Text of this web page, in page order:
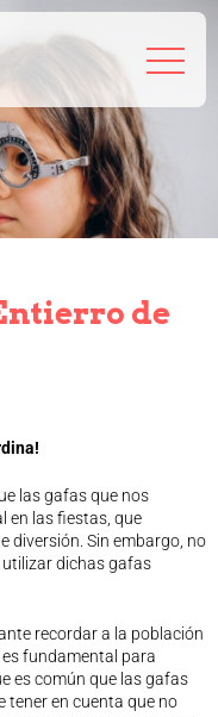
de
las gafas que nos
en las fiestas, que
diversión. Sin embargo, no
dichas gafas
recordar a la población
fundamental para
es común que las gafas
tener en cuenta que no